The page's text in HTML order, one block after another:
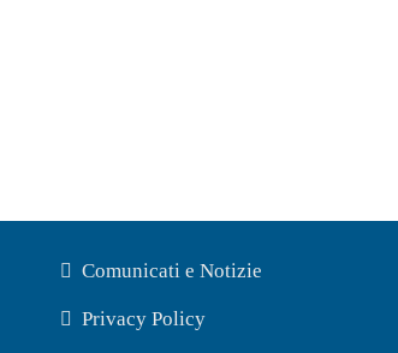
Comunicati e Notizie
Privacy Policy